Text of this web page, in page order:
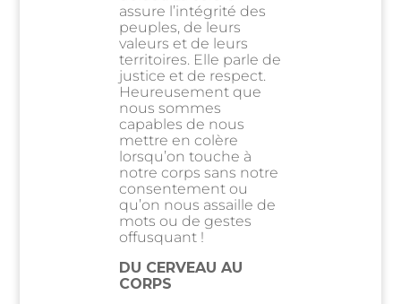
assure l’intégrité des
peuples, de leurs
valeurs et de leurs
territoires. Elle parle de
justice et de respect.
Heureusement que
nous sommes
capables de nous
mettre en colère
lorsqu’on touche à
notre corps sans notre
consentement ou
qu’on nous assaille de
mots ou de gestes
offusquant !
DU CERVEAU AU
CORPS